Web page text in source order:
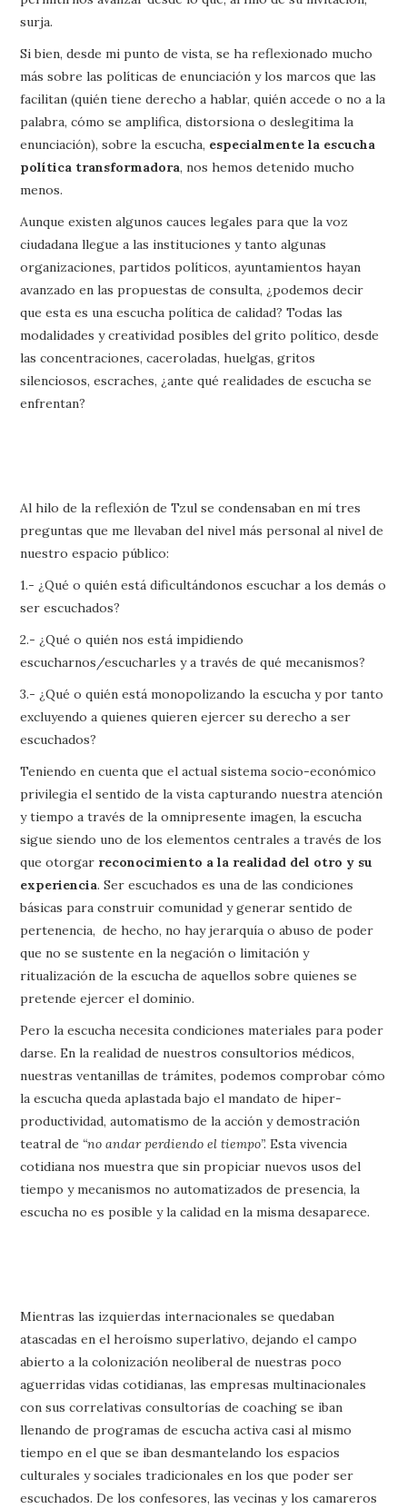
surja.
Si bien, desde mi punto de vista, se ha reflexionado mucho
más sobre las políticas de enunciación y los marcos que las
facilitan (quién tiene derecho a hablar, quién accede o no a la
palabra, cómo se amplifica, distorsiona o deslegitima la
enunciación), sobre la escucha, especialmente la escucha
política transformadora, nos hemos detenido mucho
menos.
Aunque existen algunos cauces legales para que la voz
ciudadana llegue a las instituciones y tanto algunas
organizaciones, partidos políticos, ayuntamientos hayan
avanzado en las propuestas de consulta, ¿podemos decir
que esta es una escucha política de calidad? Todas las
modalidades y creatividad posibles del grito político, desde
las concentraciones, caceroladas, huelgas, gritos
silenciosos, escraches, ¿ante qué realidades de escucha se
enfrentan?
Al hilo de la reflexión de Tzul se condensaban en mí tres
preguntas que me llevaban del nivel más personal al nivel de
nuestro espacio público:
1.- ¿Qué o quién está dificultándonos escuchar a los demás o
ser escuchados?
2.- ¿Qué o quién nos está impidiendo
escucharnos/escucharles y a través de qué mecanismos?
3.- ¿Qué o quién está monopolizando la escucha y por tanto
excluyendo a quienes quieren ejercer su derecho a ser
escuchados?
Teniendo en cuenta que el actual sistema socio-económico
privilegia el sentido de la vista capturando nuestra atención
y tiempo a través de la omnipresente imagen, la escucha
sigue siendo uno de los elementos centrales a través de los
que otorgar reconocimiento a la realidad del otro y su
experiencia. Ser escuchados es una de las condiciones
básicas para construir comunidad y generar sentido de
pertenencia, de hecho, no hay jerarquía o abuso de poder
que no se sustente en la negación o limitación y
ritualización de la escucha de aquellos sobre quienes se
pretende ejercer el dominio.
Pero la escucha necesita condiciones materiales para poder
darse. En la realidad de nuestros consultorios médicos,
nuestras ventanillas de trámites, podemos comprobar cómo
la escucha queda aplastada bajo el mandato de hiper-
productividad, automatismo de la acción y demostración
teatral de “no andar perdiendo el tiempo”.Esta vivencia
cotidiana nos muestra que sin propiciar nuevos usos del
tiempo y mecanismos no automatizados de presencia, la
escucha no es posible y la calidad en la misma desaparece.
Mientras las izquierdas internacionales se quedaban
atascadas en el heroísmo superlativo, dejando el campo
abierto a la colonización neoliberal de nuestras poco
aguerridas vidas cotidianas, las empresas multinacionales
con sus correlativas consultorías de coaching se iban
llenando de programas de escucha activa casi al mismo
tiempo en el que se iban desmantelando los espacios
culturales y sociales tradicionales en los que poder ser
escuchados. De los confesores, las vecinas y los camareros